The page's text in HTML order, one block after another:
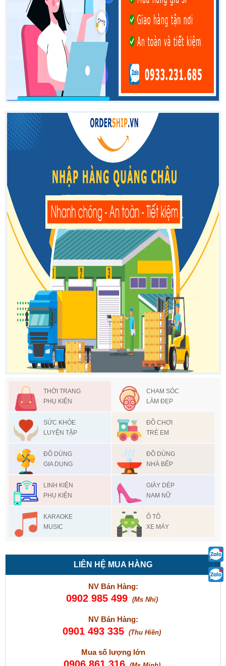
THỜI TRANG
PHỤ KIỆN
CHAM SÓC
LÀM ĐẸP
SỨC KHỎE
LUYỆN TẬP
ĐỒ CHƠI
TRẺ EM
ĐỒ DÙNG
GIA DỤNG
ĐỒ DÙNG
NHÀ BẾP
LINH KIỆN
PHỤ KIỆN
GIÀY DÉP
NAM NỮ
KARAOKE
MUSIC
Ô TÔ
XE MÁY
LIÊN HỆ MUA HÀNG
NV Bán Hàng:
0902 985 499 (Ms Nhi)
NV Bán Hàng:
0901 493 335 (Thu Hiền)
Mua số lượng lớn